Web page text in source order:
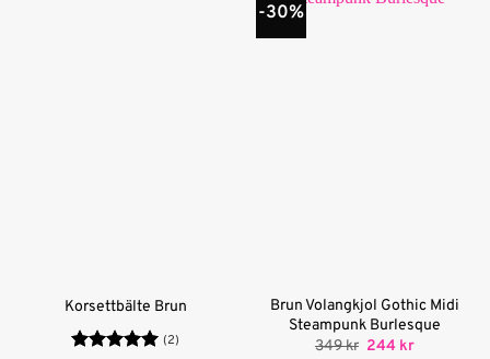
Korsettbälte Brun
(2)
-30%
Brun Volangkjol Gothic Midi
Steampunk Burlesque
349kr Det
244 krDet